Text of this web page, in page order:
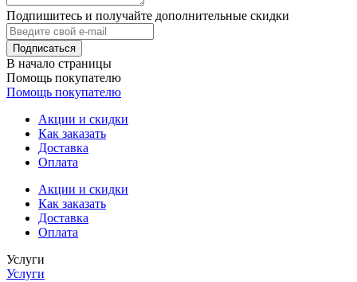
Подпишитесь и получайте дополнительные скидки
В начало страницы
Помощь покупателю
Помощь покупателю
Акции и скидки
Как заказать
Доставка
Оплата
Акции и скидки
Как заказать
Доставка
Оплата
Услуги
Услуги